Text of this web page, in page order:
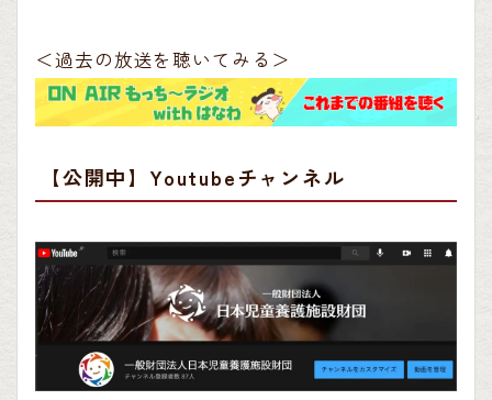
＜過去の放送を聴いてみる＞
【公開中】Youtubeチャンネル